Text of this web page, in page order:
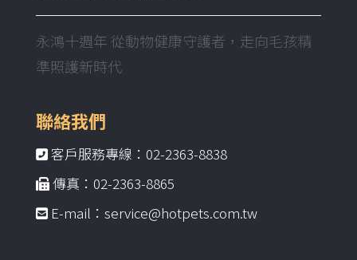
永鴻十週年 從動物健康守護者，走向毛孩精
準照護新時代
聯絡我們
客戶服務專線：02-2363-8838
傳真：02-2363-8865
E-mail：service@hotpets.com.tw